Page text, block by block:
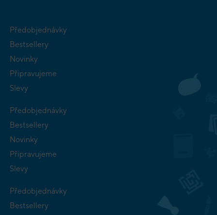
Předobjednávky
Bestsellery
Novinky
Připravujeme
Slevy
Předobjednávky
Bestsellery
Novinky
Připravujeme
Slevy
Předobjednávky
Bestsellery